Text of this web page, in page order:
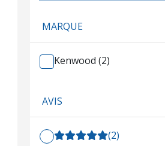
MARQUE
Kenwood (2)
AVIS
(2)